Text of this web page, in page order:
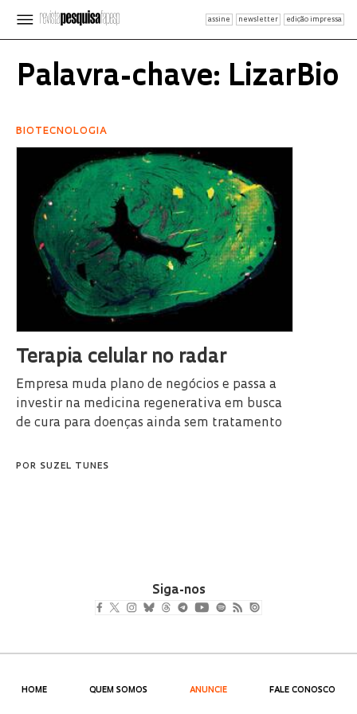
assine newsletter edição impressa
Palavra-chave: LizarBio
BIOTECNOLOGIA
Terapia celular no radar
Empresa muda plano de negócios e passa a
investir na medicina regenerativa em busca
de cura para doenças ainda sem tratamento
POR SUZEL TUNES
Siga-nos
HOME QUEM SOMOS ANUNCIE FALE CONOSCO